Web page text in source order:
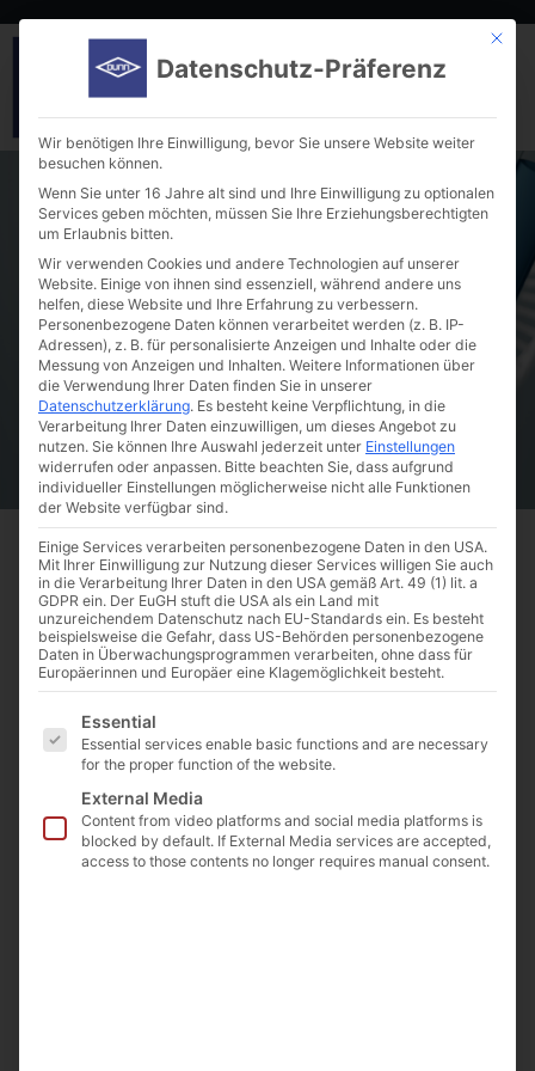
Circulaire® Vertical Laminar Flow Cabinets
Mit
Datenschutz-Präferenz
Wir benötigen Ihre Einwilligung, bevor Sie unsere Website weiter
besuchen können.
Wenn Sie unter 16 Jahre alt sind und Ihre Einwilligung zu optionalen
Services geben möchten, müssen Sie Ihre Erziehungsberechtigten
um Erlaubnis bitten.
Wir verwenden Cookies und andere Technologien auf unserer
Website. Einige von ihnen sind essenziell, während andere uns
helfen, diese Website und Ihre Erfahrung zu verbessern.
Personenbezogene Daten können verarbeitet werden (z. B. IP-
Adressen), z. B. für personalisierte Anzeigen und Inhalte oder die
Messung von Anzeigen und Inhalten. Weitere Informationen über
die Verwendung Ihrer Daten finden Sie in unserer
Datenschutzerklärung. Es besteht keine Verpflichtung, in die
Verarbeitung Ihrer Daten einzuwilligen, um dieses Angebot zu
nutzen. Sie können Ihre Auswahl jederzeit unter Einstellungen
widerrufen oder anpassen. Bitte beachten Sie, dass aufgrund
individueller Einstellungen möglicherweise nicht alle Funktionen
der Website verfügbar sind.
Einige Services verarbeiten personenbezogene Daten in den USA.
Mit Ihrer Einwilligung zur Nutzung dieser Services willigen Sie auch
in die Verarbeitung Ihrer Daten in den USA gemäß Art. 49 (1) lit. a
GDPR ein. Der EuGH stuft die USA als ein Land mit
unzureichendem Datenschutz nach EU-Standards ein. Es besteht
beispielsweise die Gefahr, dass US-Behörden personenbezogene
Daten in Überwachungsprogrammen verarbeiten, ohne dass für
Europäerinnen und Europäer eine Klagemöglichkeit besteht.
Es folgt eine Liste der Service-Gruppen, für die eine
Essential
Essential services enable basic functions and are necessary
for the proper function of the website.
External Media
Content from video platforms and social media platforms is
blocked by default. If External Media services are accepted,
access to those contents no longer requires manual consent.